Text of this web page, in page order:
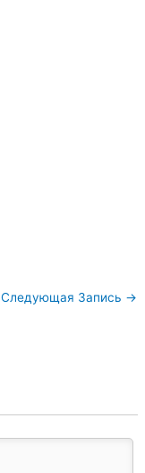
Следующая Запись →